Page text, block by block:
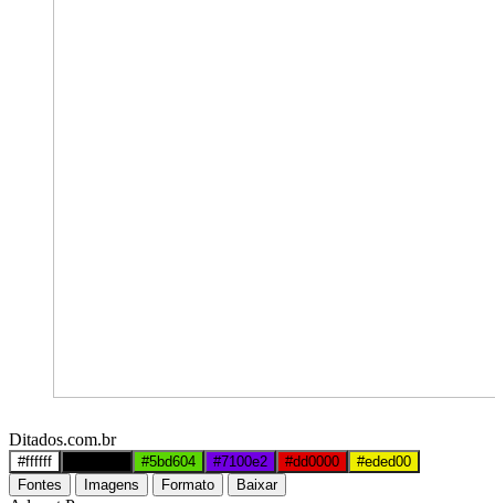
Ditados.com.br
#ffffff #5bd604 #7100e2 #dd0000
#eded00
Fontes
Imagens Formato Baixar